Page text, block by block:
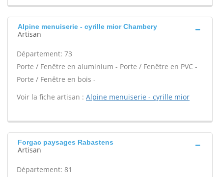
Alpine menuiserie - cyrille mior Chambery
Artisan
Département: 73
Porte / Fenêtre en aluminium - Porte / Fenêtre en PVC -
Porte / Fenêtre en bois -
Voir la fiche artisan : Alpine menuiserie - cyrille mior
Forgac paysages Rabastens
Artisan
Département: 81